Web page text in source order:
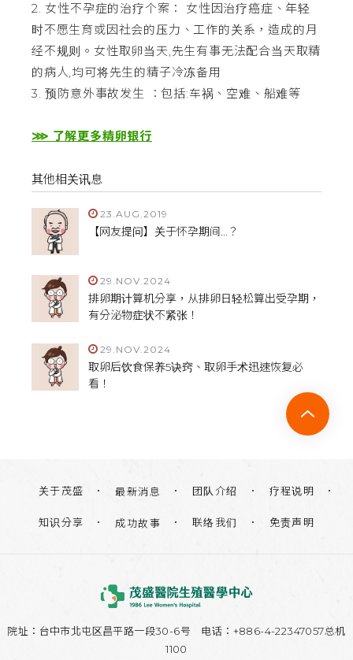
2. 女性不孕症的治疗个案： 女性因治疗癌症、年轻
时不愿生育或因社会的压力、工作的关系，造成的月
经不规则。女性取卵当天,先生有事无法配合当天取精
的病人,均可将先生的精子冷冻备用
3. 预防意外事故发生 ：包括:车祸、空难、船难等
⋙ 了解更多精卵银行
其他相关讯息
23.AUG.2019
【网友提问】关于怀孕期间...？
29.NOV.2024
排卵期计算机分享，从排卵日轻松算出受孕期，
有分泌物症状不紧张！
29.NOV.2024
取卵后饮食保养5诀窍、取卵手术迅速恢复必
看！
关于茂盛 最新消息 团队介绍 疗程说明
知识分享 成功故事 联络我们 免责声明
院址： 台中市北屯区昌平路一段30-6号 电话：+886-4-22347057总机
1100